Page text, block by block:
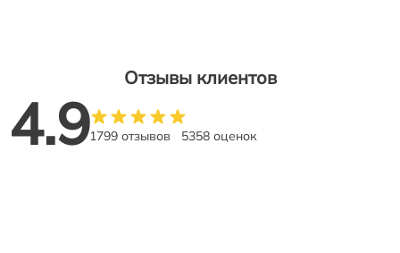
Отзывы клиентов
4.91799 отзывов 5358 оценок